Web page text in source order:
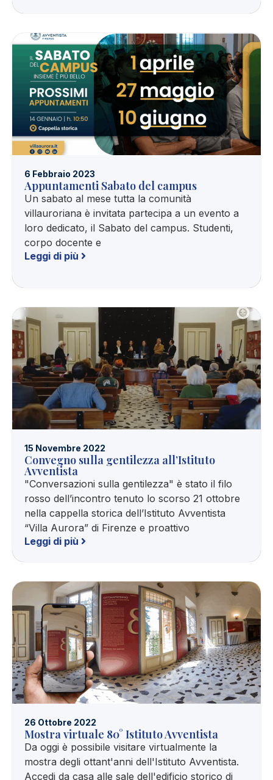
6 Febbraio 2023
Appuntamenti Sabato del campus
Un sabato al mese tutta la comunità
villauroriana è invitata partecipa a un evento a
loro dedicato, il Sabato del campus. Studenti,
corpo docente e
Leggi di più
15 Novembre 2022
Convegno sulla gentilezza all’Istituto
Avventista
"Conversazioni sulla gentilezza" è stato il filo
rosso dell’incontro tenuto lo scorso 21 ottobre
nella cappella storica dell’Istituto Avventista
“Villa Aurora” di Firenze e proattivo
Leggi di più
26 Ottobre 2022
Mostra virtuale 80° Istituto Avventista
Da oggi è possibile visitare virtualmente la
mostra degli ottant'anni dell'Istituto Avventista.
Accedi da casa alle sale dell'edificio storico di